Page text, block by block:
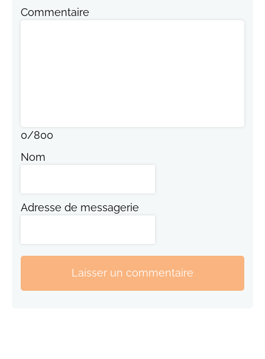
Commentaire
0/800
Nom
Adresse de messagerie
Laisser un commentaire